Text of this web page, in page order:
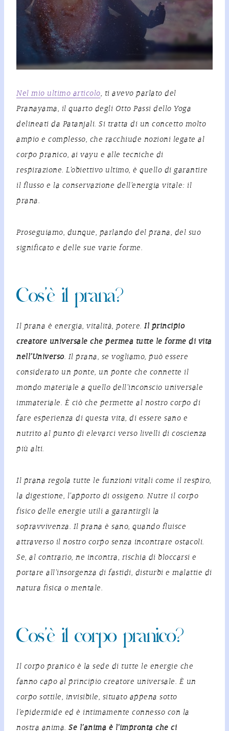
Nel mio ultimo articolo, ti avevo parlato del
Pranayama, il quarto degli Otto Passi dello Yoga
delineati da Patanjali. Si tratta di un concetto molto
ampio e complesso, che racchiude nozioni legate al
corpo pranico, ai vayu e alle tecniche di
respirazione. L’obiettivo ultimo, è quello di garantire
il flusso e la conservazione dell’energia vitale: il
prana.
Proseguiamo, dunque, parlando del prana, del suo
significato e delle sue varie forme.
Cos’è il prana?
Il prana è energia, vitalità, potere. Il principio
creatore universale che permea tutte le forme di vita
nell’Universo. Il prana, se vogliamo, può essere
considerato un ponte, un ponte che connette il
mondo materiale a quello dell’inconscio universale
immateriale. È ciò che permette al nostro corpo di
fare esperienza di questa vita, di essere sano e
nutrito al punto di elevarci verso livelli di coscienza
più alti.
Il prana regola tutte le funzioni vitali come il respiro,
la digestione, l’apporto di ossigeno. Nutre il corpo
fisico delle energie utili a garantirgli la
sopravvivenza. Il prana è sano, quando fluisce
attraverso il nostro corpo senza incontrare ostacoli.
Se, al contrario, ne incontra, rischia di bloccarsi e
portare all’insorgenza di fastidi, disturbi e malattie di
natura fisica o mentale.
Cos’è il corpo pranico?
Il corpo pranico è la sede di tutte le energie che
fanno capo al principio creatore universale. È un
corpo sottile, invisibile, situato appena sotto
l’epidermide ed è intimamente connesso con la
nostra anima. Se l’anima è l’impronta che ci